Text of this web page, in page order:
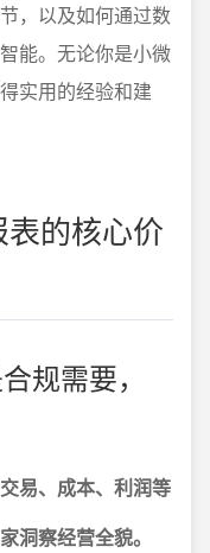
，以及如何通过数
能。无论你是小微
实用的经验和建
的核心价
规需要，
易、成本、利润等
洞察经营全貌。